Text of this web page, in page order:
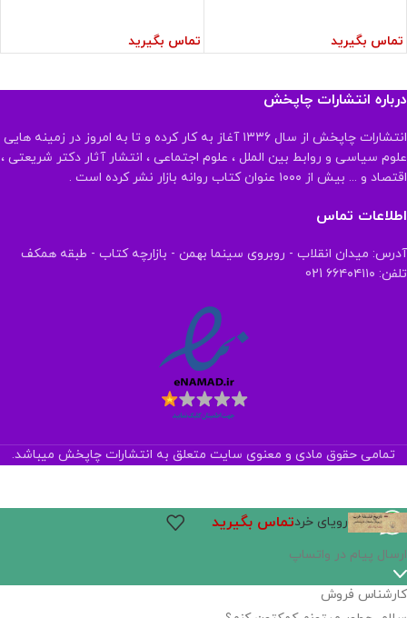
تماس بگیرید تماس بگیرید
درباره انتشارات چاپخش
انتشارات چاپخش از سال ۱۳۳۶ آغاز به کار کرده و تا به امروز در زمینه هایی
علوم سیاسی و روابط بین الملل ، علوم اجتماعی ، انتشار آثار دکتر شریعتی ،
اقتصاد و ... بیش از ۱۰۰۰ عنوان کتاب روانه بازار نشر کرده است .
اطلاعات تماس
آدرس: میدان انقلاب - روبروی سینما بهمن - بازارچه کتاب - طبقه همکف
تلفن: ۶۶۴۰۴۱۱۰ 021
تمامی حقوق مادی و معنوی سایت متعلق به انتشارات چاپخش میباشد.
رویای خردتماس بگیرید